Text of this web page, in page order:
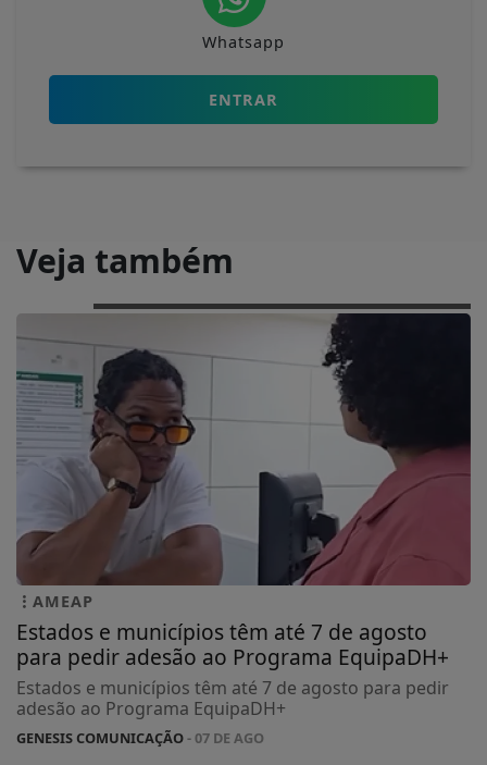
Whatsapp
ENTRAR
Veja também
AMEAP
Estados e municípios têm até 7 de agosto
para pedir adesão ao Programa EquipaDH+
Estados e municípios têm até 7 de agosto para pedir
adesão ao Programa EquipaDH+
GENESIS COMUNICAÇÃO- 07 DE AGO